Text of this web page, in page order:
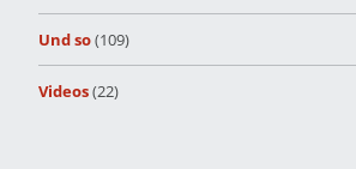
Und so(109)
Videos(22)